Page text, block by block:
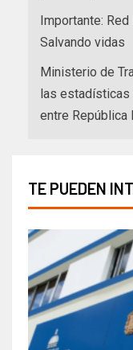
Importante:
Salvando vidas
Ministerio de
las
entre República
TE PUEDEN